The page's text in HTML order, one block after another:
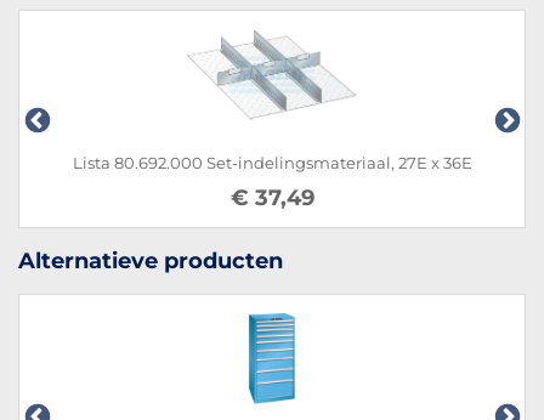
Lista 100.244.000 Set-indelingsmateriaal, 27E x 36E
€ 23,89
Alternatieve producten